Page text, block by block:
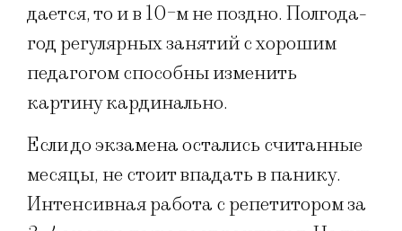
дается, то и в 10-м не поздно. Полгода-
год регулярных занятий с хорошим
педагогом способны изменить
картину кардинально.
Если до экзамена остались считанные
месяцы, не стоит впадать в панику.
Интенсивная работа с репетитором за